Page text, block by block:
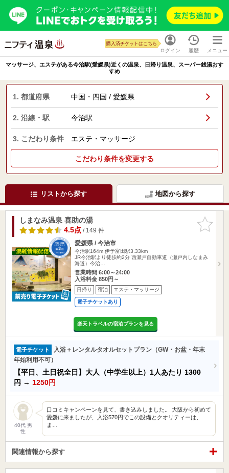
ログイン
購入済チケットはこちら
履歴 メニュー
マッサージ、エステがある今治駅(愛媛県)近くの温泉、日帰り温泉、スーパー銭湯おす
すめ
1. 都道府県 中国・四国 / 愛媛県
2. 沿線・駅 今治駅
3. こだわり条件 エステ・マッサージ
こだわり条件を変更する
リストから探す 地図から探す
お気に入
りに追加
しまなみ温泉 喜助の湯
4.5点/ 149 件
愛媛県 / 今治市
今治駅164m 伊予富田駅3.33km
JR今治駅より徒歩約2分 西瀬戸自動車道（瀬戸内しなまみ
海道）今治…
営業時間 6:00～24:00
入浴料金 850円～
日帰り 宿泊 エステ・マッサージ
電子チケットあり
楽天トラベルの宿泊プランを見る
電子チケット
入浴＋レンタルタオルセットプラン（GW・お盆・年末
年始利用不可）
【平日、土日祝全日】大人（中学生以上）1人あたり 1300
円 → 1250円
40代 男
性
口コミキャンペーンを見て、書き込みしました。 大阪から初めて
愛媛に来ましたが、入浴570円でこの設備とクオリティーは、
ま…
関連情報から探す